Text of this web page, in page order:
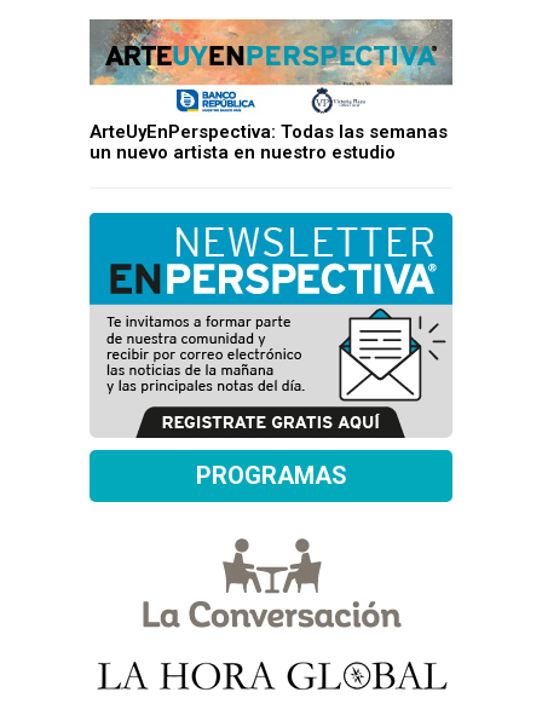
ArteUyEnPerspectiva: Todas las semanas
un nuevo artista en nuestro estudio
PROGRAMAS